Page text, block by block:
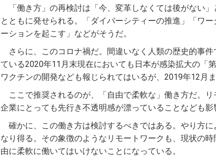
「働き方」の再検討は「今、変革しなくては後がない
とともに発せられる。「ダイバーシティーの推進」「ワ
ーションを起こす」などがそうだ。
さらに、このコロナ禍だ。間違いなく人類の歴史的事
ている2020年11月末現在においても日本が感染拡大の「
ワクチンの開発なども報じられてはいるが、2019年12月
ここで推奨されるのが、「自由で柔軟な」働き方だ。
企業にとっても先行き不透明感が漂っていることなども影
確かに、この働き方は検討するべきではある。やり方
なり得る。その象徴のようなリモートワークも、現状の
由に柔軟に働いてはいけないことになっている。